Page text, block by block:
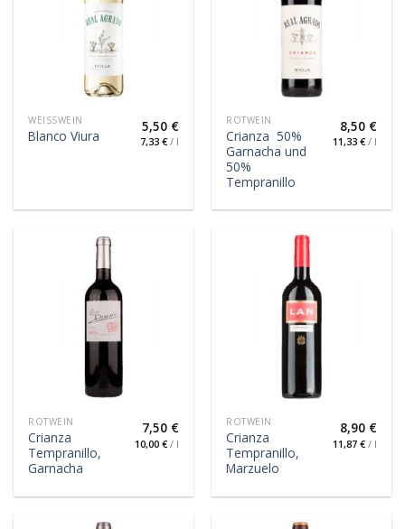
WEISSWEIN
Blanco Viura
5,50 €
7,33 €/ l
ROTWEIN
Crianza 50%
Garnacha und
50%
Tempranillo
8,50 €
11,33 €/ l
ROTWEIN
Crianza
Tempranillo,
Garnacha
7,50 €
10,00 €/ l
ROTWEIN
Crianza
Tempranillo,
Marzuelo
8,90 €
11,87 €/ l